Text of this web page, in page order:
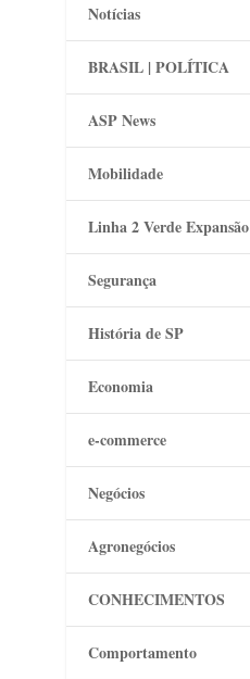
Notícias
BRASIL | POLÍTICA
ASP News
Mobilidade
Linha 2 Verde Expansão
Segurança
História de SP
Economia
e-commerce
Negócios
Agronegócios
CONHECIMENTOS
Comportamento